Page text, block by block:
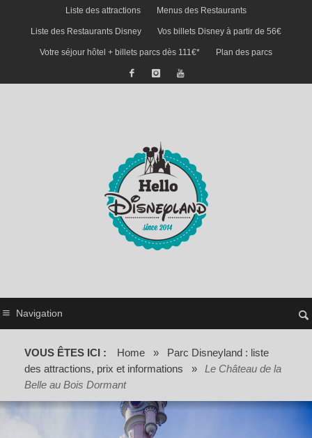
Liste des attractions Menus des Restaurants
Liste des Restaurants Disney Vos billets Disney à partir de 56€
Votre séjour hôtel + billets parcs dès 111€* Plan des parcs
Navigation
VOUS ÊTES ICI : Home »
Parc Disneyland : liste
des attractions, prix et informations
»
Le Château de la
Belle au Bois Dormant